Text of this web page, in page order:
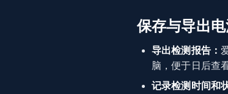
保存与导出
导出检测报告：
脑，便于日后查
记录检测时间和